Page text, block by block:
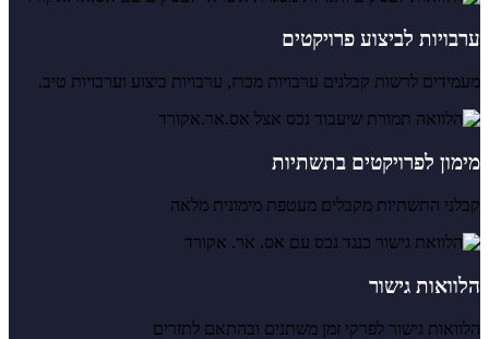
ערבויות לביצוע פרויקטים
מעמידים לרשות קבלנים ערבויות מכרז, ערבויות ביצוע וערבויות טיב.
מימון לפרויקטים בתשתיות
קבלני התשתיות מקבלים מעטפת מימונית מלאה
הלוואות גישור
הלוואות גישור לפרקי זמן משתנים ובהתאם לתזרים